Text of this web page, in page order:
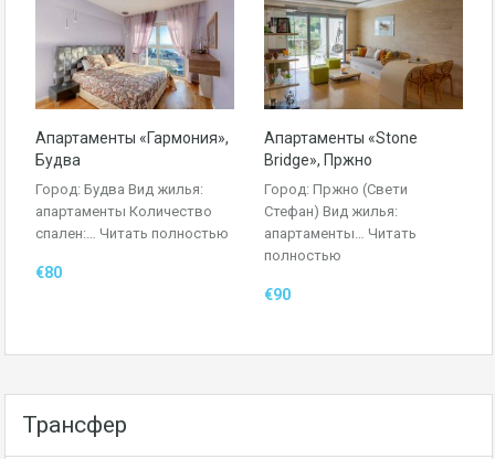
Апартаменты «Гармония»,
Будва
Город: Будва Вид жилья:
апартаменты Количество
спален:… Читать полностью
€80
Апартаменты «Stone
Bridge», Пржно
Город: Пржно (Свети
Стефан) Вид жилья:
апартаменты… Читать
полностью
€90
Трансфер